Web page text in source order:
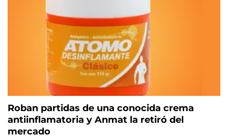
Roban partidas de una conocida crema
antiinflamatoria y Anmat la retiró del
mercado